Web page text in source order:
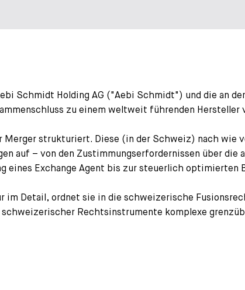
Schmidt Holding AG ("Aebi Schmidt") und die an
zu einem weltweit führenden Hersteller
Merger strukturiert. Diese (in der Schweiz) nach wie
auf – von den Zustimmungserfordernissen über die
eines Exchange Agent bis zur steuerlich optimierten
Detail, ordnet sie in die schweizerische
Rechtsinstrumente komplexe